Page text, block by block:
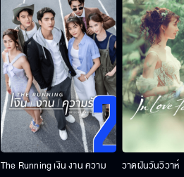
The Running เงิน งาน ความ
วาดฝันวันวิวาห์